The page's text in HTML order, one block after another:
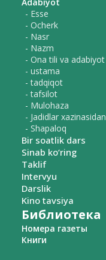
- Esse
- Ocherk
- Nasr
- Nazm
- Ona tili va adabiyot
- ustama
- tadqiqot
- tafsilot
- Mulohaza
- Jadidlar xazinasidan
- Shapaloq
Bir soatlik dars
Sinab ko‘ring
Taklif
Intervyu
Darslik
Kino tavsiya
Библиотека
Номера газеты
Книги